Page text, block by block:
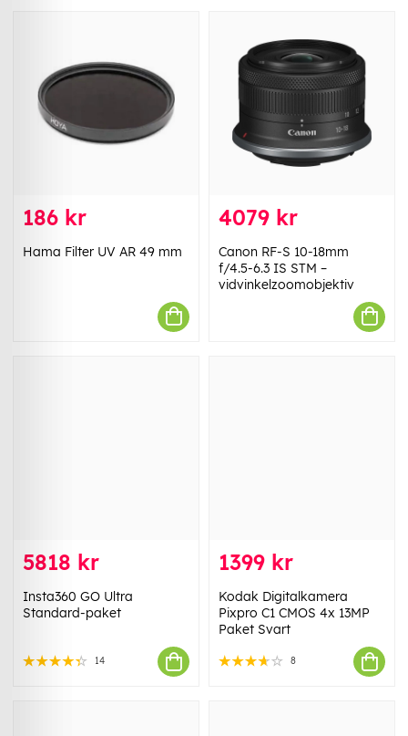
186 kr
Hama Filter UV AR 49 mm
4079 kr
Canon RF-S 10-18mm
f/4.5-6.3 IS STM –
vidvinkelzoomobjektiv
5818 kr
Insta360 GO Ultra
Standard-paket
14
1399 kr
Kodak Digitalkamera
Pixpro C1 CMOS 4x 13MP
Paket Svart
8